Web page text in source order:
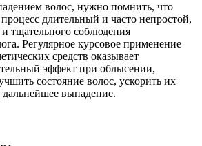
волос, нужно помнить, что
длительный и часто непростой,
тщательного соблюдения
Регулярное курсовое применение
средств оказывает
эффект при облысении,
состояние волос, ускорить их
дальнейшее выпадение.